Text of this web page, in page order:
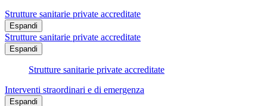
Strutture sanitarie private accreditate
Espandi
Strutture sanitarie private accreditate
Espandi
Strutture sanitarie private accreditate
Interventi straordinari e di emergenza
Espandi